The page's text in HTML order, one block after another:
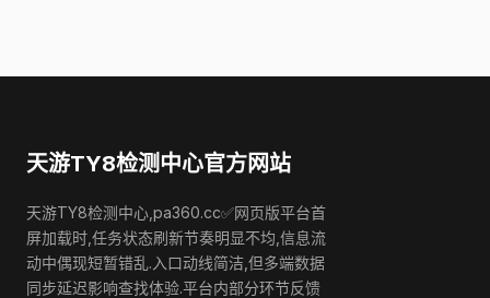
天游TY8检测中心官方网站
天游TY8检测中心,pa360.cc✅网页版平台首
屏加载时,任务状态刷新节奏明显不均,信息流
动中偶现短暂错乱.入口动线简洁,但多端数据
同步延迟影响查找体验.平台内部分环节反馈